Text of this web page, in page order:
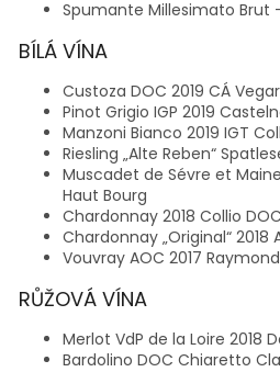
Spumante Millesimato Brut
BÍLÁ VÍNA
Custoza DOC 2019 CÁ Vegar
Pinot Grigio IGP 2019
Manzoni Bianco 2019 IGT
Riesling „Alte Reben“
Muscadet de Sévre et Maine
Haut Bourg
Chardonnay 2018 Collio
Chardonnay „Original“ 2018
Vouvray AOC 2017
RŮŽOVÁ VÍNA
Merlot VdP de la Loire 2018
Bardolino DOC Chiaretto